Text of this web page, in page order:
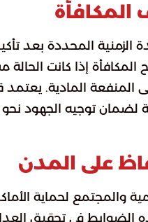
الزمنية المحددة بعد
المكافأة إذا كانت
المنفعة المادية.
لضمان توجيه الجهود
على المدن
والمجتمع لحماية
الضوابط في تحقيق